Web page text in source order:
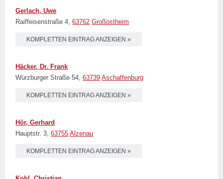
Gerlach, Uwe
Raiffeisenstraße 4,63762 Großostheim
KOMPLETTEN EINTRAG ANZEIGEN »
Häcker, Dr. Frank
Würzburger Straße 54,63739 Aschaffenburg
KOMPLETTEN EINTRAG ANZEIGEN »
Hör, Gerhard
Hauptstr. 3,63755 Alzenau
KOMPLETTEN EINTRAG ANZEIGEN »